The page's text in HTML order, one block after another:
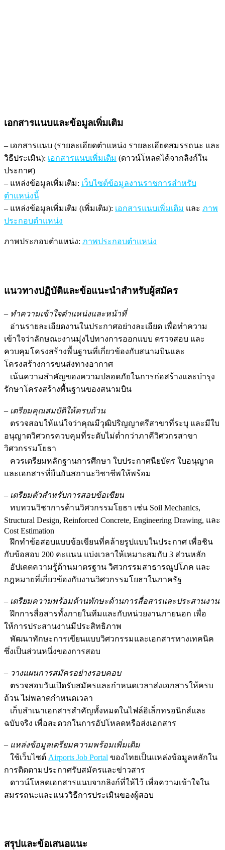
เอกสารแนบและข้อมูลเพิ่มเติม
– เอกสารแนบ (รายละเอียดตำแหน่ง รายละเอียดสมรรถนะ และ
วิธีประเมิน): เอกสารแนบเพิ่มเติม (ดาวน์โหลดได้จากลิงก์ใน
ประกาศ)
– แหล่งข้อมูลเพิ่มเติม: เว็บไซต์ข้อมูลงานราชการสำหรับ
ตำแหน่งนี้
– แหล่งข้อมูลเพิ่มเติม (เพิ่มเติม): เอกสารแนบเพิ่มเติม และ ภาพ
ประกอบตำแหน่ง
ภาพประกอบตำแหน่ง: ภาพประกอบตำแหน่ง
แนวทางปฏิบัติและข้อแนะนำสำหรับผู้สมัคร
– ทำความเข้าใจตำแหน่งและหน้าที่
อ่านรายละเอียดงานในประกาศอย่างละเอียด เพื่อทำความ
เข้าใจว่าลักษณะงานมุ่งไปทางการออกแบบ ตรวจสอบ และ
ควบคุมโครงสร้างพื้นฐานที่เกี่ยวข้องกับสนามบินและ
โครงสร้างการขนส่งทางอากาศ
เน้นความสำคัญของความปลอดภัยในการก่อสร้างและบำรุง
รักษาโครงสร้างพื้นฐานของสนามบิน
– เตรียมคุณสมบัติให้ครบถ้วน
ตรวจสอบให้แน่ใจว่าคุณมีวุฒิปริญญาตรีสาขาที่ระบุ และมีใบ
อนุญาตวิศวกรควบคุมที่ระดับไม่ต่ำกว่าภาคีวิศวกรสาขา
วิศวกรรมโยธา
ควรเตรียมหลักฐานการศึกษา ใบประกาศนียบัตร ใบอนุญาต
และเอกสารที่ยืนยันสถานะวิชาชีพให้พร้อม
– เตรียมตัวสำหรับการสอบข้อเขียน
ทบทวนวิชาการด้านวิศวกรรมโยธา เช่น Soil Mechanics,
Structural Design, Reinforced Concrete, Engineering Drawing, และ
Cost Estimation
ฝึกทำข้อสอบแบบข้อเขียนที่คล้ายรูปแบบในประกาศ เพื่อชิน
กับข้อสอบ 200 คะแนน แบ่งเวลาให้เหมาะสมกับ 3 ส่วนหลัก
อัปเดตความรู้ด้านมาตรฐาน วิศวกรรมสาธารณูปโภค และ
กฎหมายที่เกี่ยวข้องกับงานวิศวกรรมโยธาในภาครัฐ
– เตรียมความพร้อมด้านทักษะด้านการสื่อสารและประสานงาน
ฝึกการสื่อสารทั้งภายในทีมและกับหน่วยงานภายนอก เพื่อ
ให้การประสานงานมีประสิทธิภาพ
พัฒนาทักษะการเขียนแบบวิศวกรรมและเอกสารทางเทคนิค
ซึ่งเป็นส่วนหนึ่งของการสอบ
– วางแผนการสมัครอย่างรอบคอบ
ตรวจสอบวันเปิดรับสมัครและกำหนดเวลาส่งเอกสารให้ครบ
ถ้วน ไม่พลาดกำหนดเวลา
เก็บสำเนาเอกสารสำคัญทั้งหมดในไฟล์อิเล็กทรอนิกส์และ
ฉบับจริง เพื่อสะดวกในการอัปโหลดหรือส่งเอกสาร
– แหล่งข้อมูลเตรียมความพร้อมเพิ่มเติม
ใช้เว็บไซต์ Airports Job Portal ของไทยเป็นแหล่งข้อมูลหลักใน
การติดตามประกาศรับสมัครและข่าวสาร
ดาวน์โหลดเอกสารแนบจากลิงก์ที่ให้ไว้ เพื่อความเข้าใจใน
สมรรถนะและแนววิธีการประเมินของผู้สอบ
สรุปและข้อเสนอแนะ